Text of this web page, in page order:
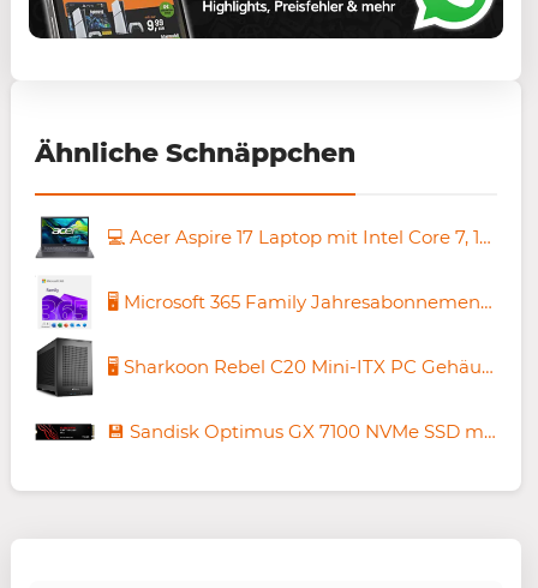
Ähnliche Schnäppchen
💻 Acer Aspire 17 Laptop mit Intel Core 7, 16GB/512GB für 699,99€ (statt 829€)
🖥️ Microsoft 365 Family Jahresabonnement 👨‍💻 6 Nutzer für 89,99€ (statt 99€)
🖥️ Sharkoon Rebel C20 Mini-ITX PC Gehäuse für 59,99€ (statt 140€)
💾 Sandisk Optimus GX 7100 NVMe SSD mit 1TB für 194,68€ (statt 225€)